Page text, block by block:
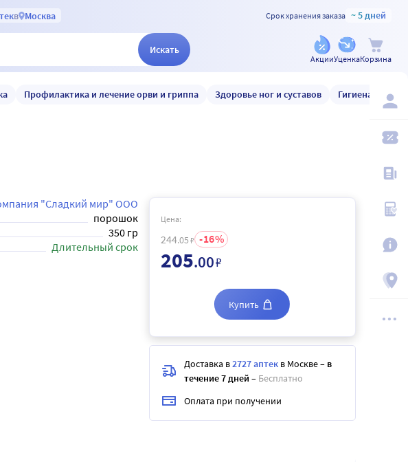
в Москва Срок хранения заказа ~ 5 дней
Искать
АкцииУценкаКорзина
Профилактика и лечение орви и гриппа Здоровье ног и суставов Гигиена и уход
"Сладкий мир" ООО
порошок
350 гр
Длительный срок
Цена:
244.05 ₽ 16
205.00₽
Купить
Доставка в2727 аптек в Москве– в
течение 7 дней – Бесплатно
Оплата при получении